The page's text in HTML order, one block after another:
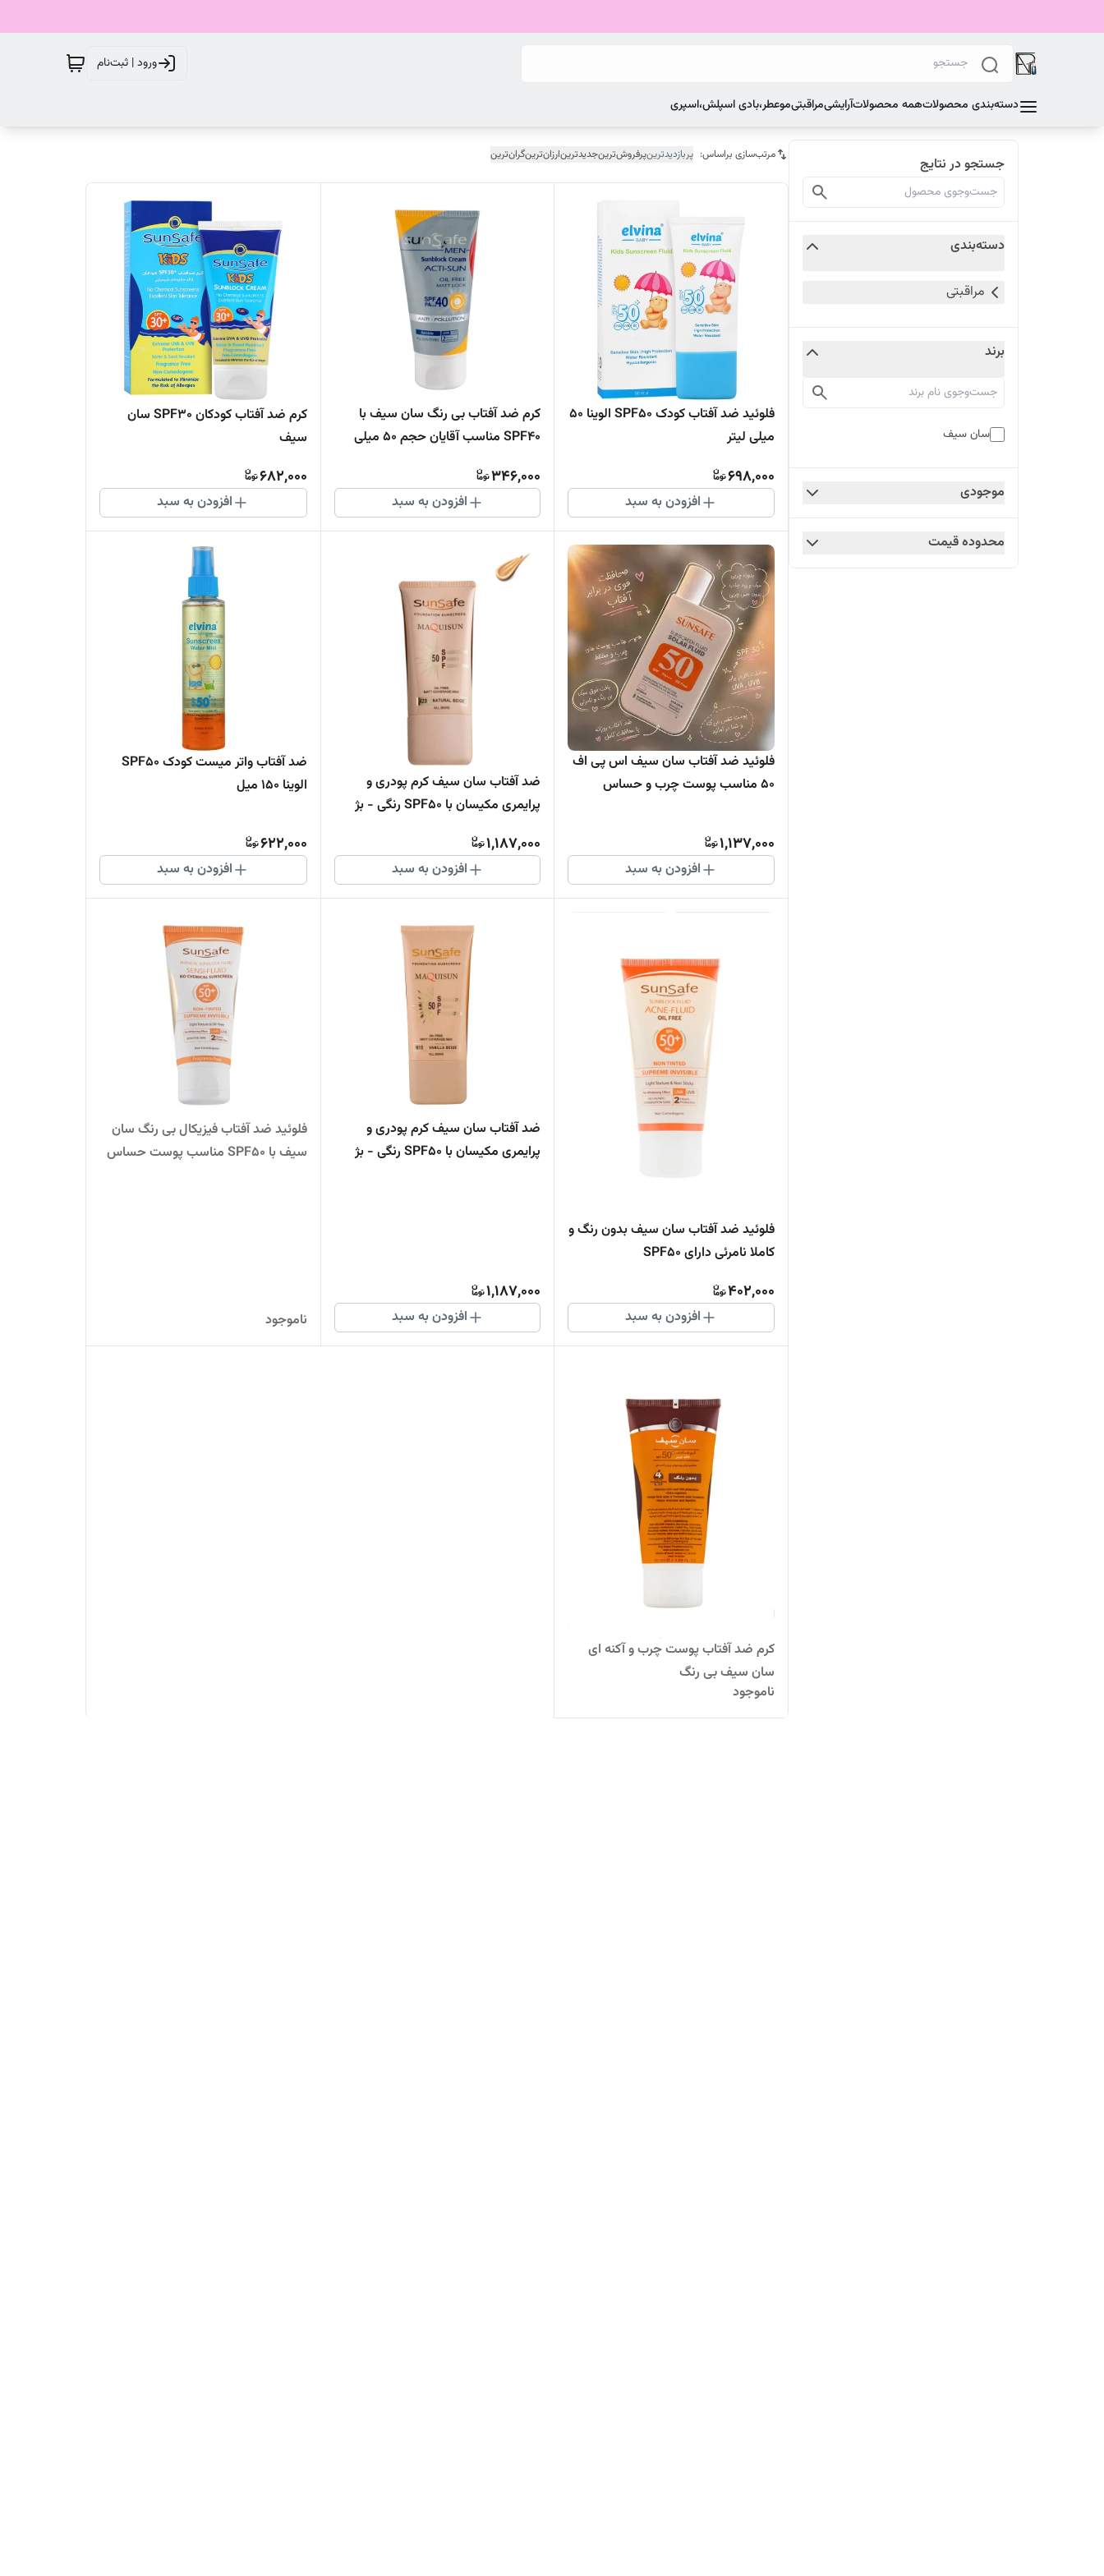
ورود | ثبت‌نام
دسته‌بندی محصولاتهمه محصولاتآرایشیمراقبتیموعطر،بادی اسپلش،اسپری
جستجو در نتایج
دسته‌بندی
مراقبتی
برند
سان سیف
موجودی
محدوده قیمت
مرتب‌سازی براساس: پربازدیدترینپرفروش‌ترینجدیدترینارزان‌ترینگران‌ترین
فلوئید ضد آفتاب کودک SPF50 الوینا 50
میلی لیتر
698,000
افزودن به سبد
کرم ضد آفتاب بی رنگ سان سیف با
SPF40 مناسب آقایان حجم 50 میلی
346,000
افزودن به سبد
کرم ضد آفتاب کودکان SPF30 سان
سیف
682,000
افزودن به سبد
فلوئید ضد آفتاب سان سیف اس پی اف
50 مناسب پوست چرب و حساس
1,137,000
افزودن به سبد
ضد آفتاب سان سیف کرم پودری و
پرایمری مکیسان با SPF50 رنگی - بژ
1,187,000
افزودن به سبد
ضد آفتاب واتر میست کودک SPF50
الوینا 150 میل
622,000
افزودن به سبد
فلوئید ضد آفتاب سان سیف بدون رنگ و
کاملا نامرئی دارای SPF50
402,000
افزودن به سبد
ضد آفتاب سان سیف کرم پودری و
پرایمری مکیسان با SPF50 رنگی - بژ
1,187,000
افزودن به سبد
فلوئید ضد آفتاب فیزیکال بی رنگ سان
سیف با SPF50 مناسب پوست حساس
ناموجود
کرم ضد آفتاب پوست چرب و آکنه ای
سان سیف بی رنگ
ناموجود